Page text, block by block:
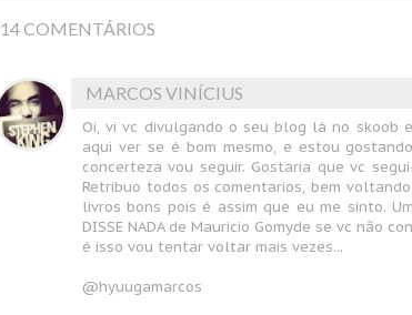
14 COMENTÁRIOS
MARCOS VINÍCIUS
Oi, vi vc divulgando o seu blog lá no skoob
aqui ver se é bom mesmo, e estou
concerteza vou seguir. Gostaria que vc
Retribuo todos os comentarios, bem
livros bons pois é assim que eu me sinto.
DISSE NADA de Mauricio Gomyde se vc não
é isso vou tentar voltar mais vezes...
@hyuugamarcos